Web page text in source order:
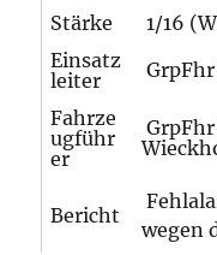
Stärke
1/16
Einsatz
leiter
Fahrze
ugführ
er
Bericht
wegen